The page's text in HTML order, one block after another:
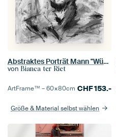
Abstraktes Porträt Mann "Wüste"
von Bianca ter Riet
ArtFrame™ –60×80cm CHF153.-
Größe & Material selbst wählen